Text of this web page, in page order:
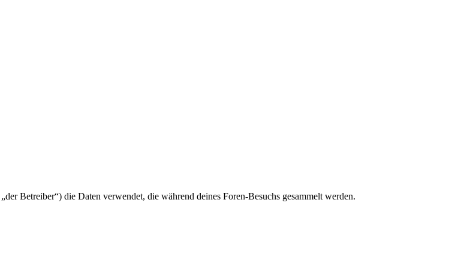
Betreiber“) die Daten verwendet, die während deines Foren-Besuchs gesammelt werden.